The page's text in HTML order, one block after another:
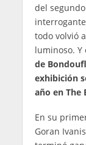
del
todo volvió
luminoso.
de
exhibición
año en The
En su
Goran